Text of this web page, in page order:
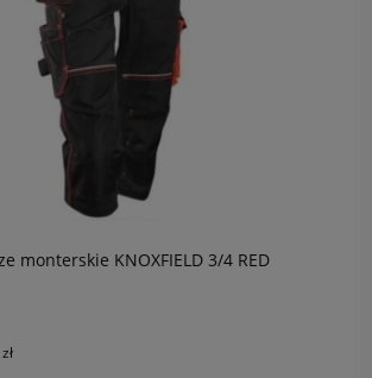
monterskie KNOXFIELD 3/4 RED
do koszyka